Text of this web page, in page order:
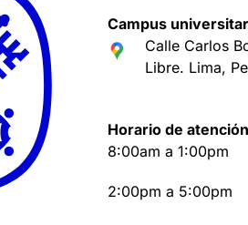
Campus
Calle Carlos
Libre. Lima,
Horario de atención
8:00am a 1:00pm
2:00pm a 5:00pm